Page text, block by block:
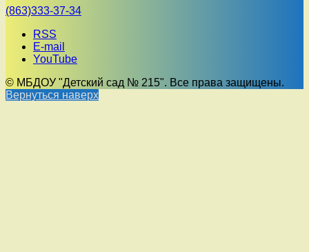
(863)333-37-34
RSS
E-mail
YouTube
© МБДОУ "Детский сад № 215". Все права защищены.
Вернуться наверх